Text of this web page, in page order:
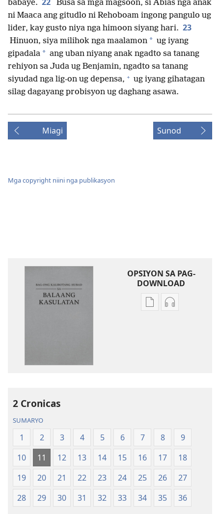
babaye.
Busa sa mga magsoon, si Abias nga anak
ni Maaca ang gitudlo ni Rehoboam ingong pangulo ug
lider, kay gusto niya nga himoon siyang hari. 23
Hinuon, siya milihok nga maalamon * ug iyang
gipadala * ang uban niyang anak ngadto sa tanang
rehiyon sa Juda ug Benjamin, ngadto sa tanang
siyudad nga lig-on ug depensa, + ug iyang gihatagan
silag dagayang probisyon ug daghang asawa.
Miagi Sunod
Mga copyright niini nga publikasyon
OPSIYON SA PAG-
DOWNLOAD
Opsiyon
Balaang
Kasulatan
(Gihubad
Gikan
sa
2013
nga
Opsiyon
Balaang
Kasulatan
(Gihubad
Gikan
sa
2013
nga
2 Cronicas
SUMARYO
1 2 3 4 5 6 7 8
9
10
11 12 13 14 15 16 17
18
19
20 21 22 23 24 25 26
27
28
29 30 31 32 33 34 35 36